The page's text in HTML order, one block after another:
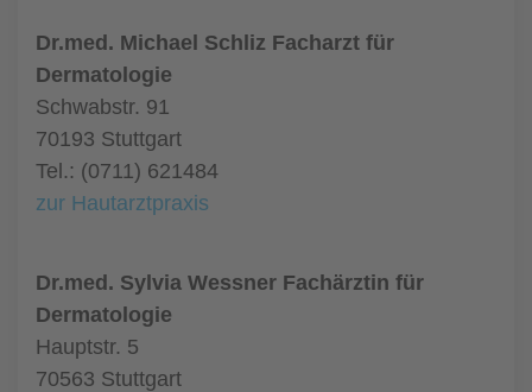
Dr.med. Michael Schliz Facharzt für
Dermatologie
Schwabstr. 91
70193 Stuttgart
Tel.: (0711) 621484
zur Hautarztpraxis
Dr.med. Sylvia Wessner Fachärztin für
Dermatologie
Hauptstr. 5
70563 Stuttgart